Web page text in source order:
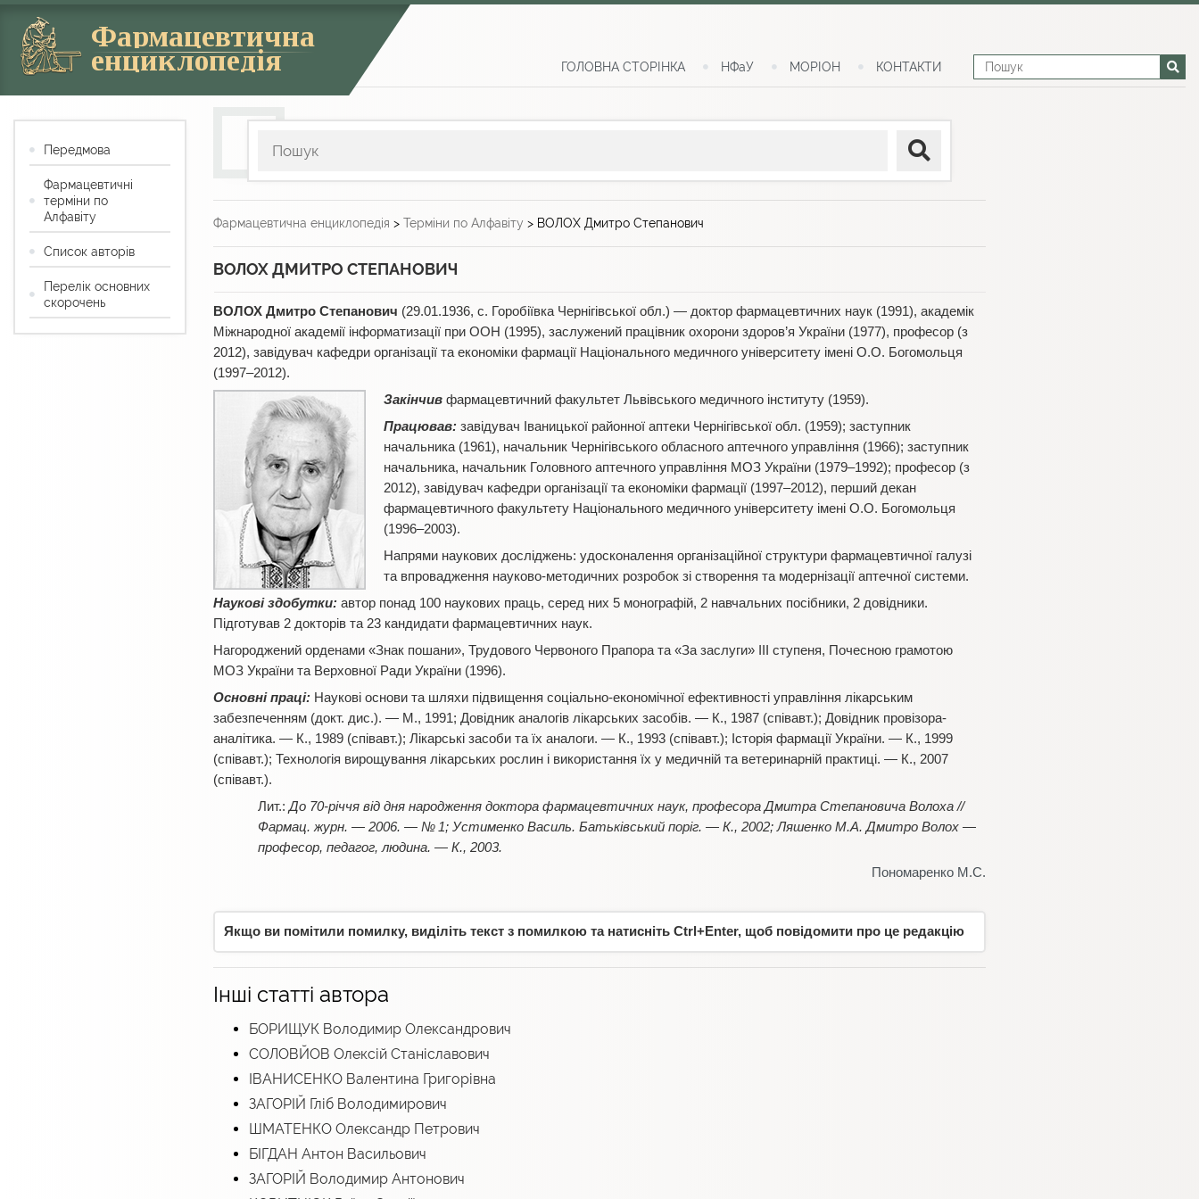
Фармацевтична
енциклопедія ГОЛОВНА СТОРІНКА НФаУ МОРІОН КОНТАКТИ
Фармацевтична енциклопедія > Терміни по Алфавіту > ВОЛОХ Дмитро Степанович
ВОЛОХ ДМИТРО СТЕПАНОВИЧ
ВОЛОХ Дмитро Степанович (29.01.1936, с. Горобіївка Чернігівської обл.) — доктор фармацевтичних наук (1991), академік
Міжнародної академії інформатизації при ООН (1995), заслужений працівник охорони здоров’я України (1977), професор (з
2012), завідувач кафедри організації та економіки фармації Національного медичного університету імені О.О. Богомольця
(1997–2012).
Закінчив фармацевтичний факультет Львівського медичного інституту (1959).
Працював: завідувач Іваницької районної аптеки Чернігівської обл. (1959); заступник
начальника (1961), начальник Чернігівського обласного аптечного управління (1966); заступник
начальника, начальник Головного аптечного управління МОЗ України (1979–1992); професор (з
2012), завідувач кафедри організації та економіки фармації (1997–2012), перший декан
фармацевтичного факультету Національного медичного університету імені О.О. Богомольця
(1996–2003).
Напрями наукових досліджень: удосконалення організаційної структури фармацевтичної галузі
та впровадження науково-методичних розробок зі створення та модернізації аптечної системи.
Наукові здобутки: автор понад 100 наукових праць, серед них 5 монографій, 2 навчальних посібники, 2 довідники.
Підготував 2 докторів та 23 кандидати фармацевтичних наук.
Нагороджений орденами «Знак пошани», Трудового Червоного Прапора та «За заслуги» ІІІ ступеня, Почесною грамотою
МОЗ України та Верховної Ради України (1996).
Основні праці: Наукові основи та шляхи підвищення соціально-економічної ефективності управління лікарським
забезпеченням (докт. дис.). — М., 1991; Довідник аналогів лікарських засобів. — К., 1987 (співавт.); Довідник провізора-
аналітика. — К., 1989 (співавт.); Лікарські засоби та їх аналоги. — К., 1993 (співавт.); Історія фармації України. — К., 1999
(співавт.); Технологія вирощування лікарських рослин і використання їх у медичній та ветеринарній практиці. — К., 2007
(співавт.).
До 70-річчя від дня народження доктора фармацевтичних наук, професора Дмитра Степановича Волоха //
Фармац. журн. — 2006. — № 1; Устименко Василь. Батьківський поріг. — К., 2002; Ляшенко М.А. Дмитро Волох —
професор, педагог, людина. — К., 2003.
Пономаренко М.С.
Якщо ви помітили помилку, виділіть текст з помилкою та натисніть Ctrl+Enter, щоб повідомити про це редакцію
Інші статті автора
БОРИЩУК Володимир Олександрович
СОЛОВЙОВ Олексій Станіславович
ІВАНИСЕНКО Валентина Григорівна
ЗАГОРІЙ Гліб Володимирович
ШМАТЕНКО Олександр Петрович
БІГДАН Антон Васильович
ЗАГОРІЙ Володимир Антонович
Передмова
Фармацевтичні
терміни по
Алфавіту
Список авторів
Перелік основних
скорочень